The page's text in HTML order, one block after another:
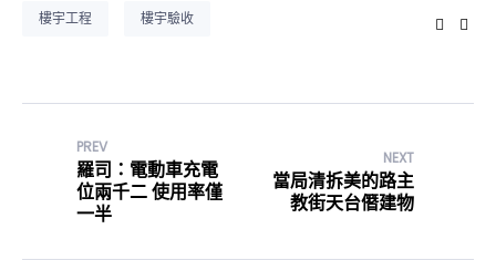
樓宇工程 樓宇驗收
PREV
羅司：電動車充電
位兩千二 使用率僅
一半
NEXT
當局清拆美的路主
教街天台僭建物